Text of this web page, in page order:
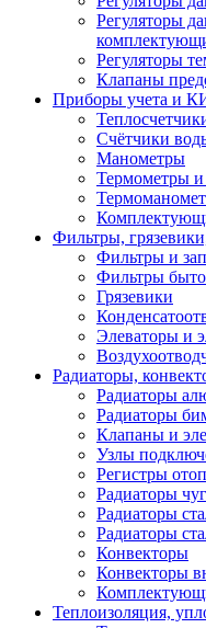
Регуляторы
Регуляторы
Клапаны
Приборы учета и
Счётчики
Манометры
Термометры
Фильтры,
Фильтры и
Фильтры
Грязевики
Элеваторы и
Радиаторы,
Радиаторы
Радиаторы
Клапаны и
Узлы
Регистры
Радиаторы
Радиаторы
Радиаторы
Конвекторы
Конвекторы
Теплоизоляция,